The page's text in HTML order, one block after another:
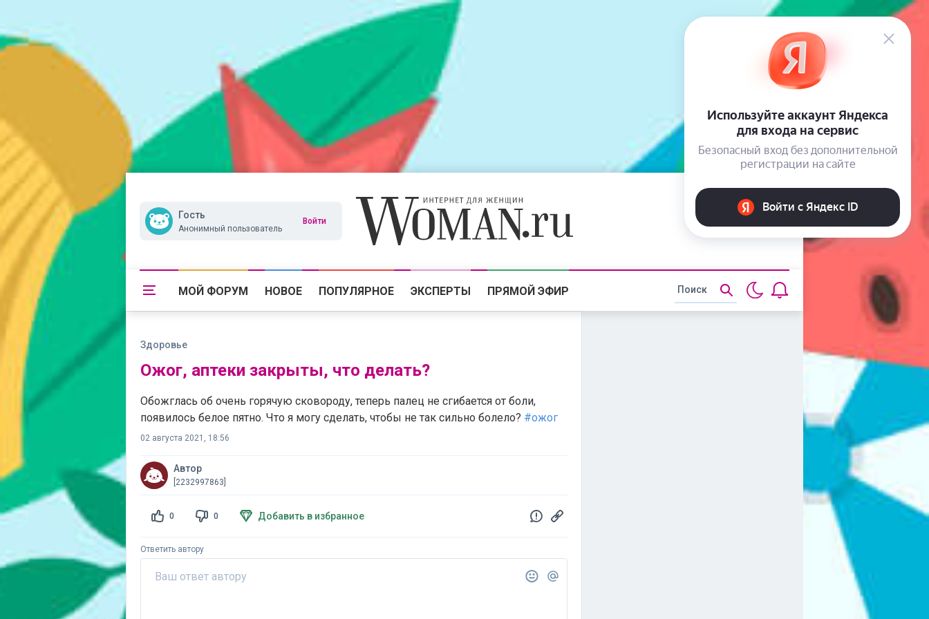
Гость
Анонимный пользователь
Войти
МОЙ ФОРУМ НОВОЕ ПОПУЛЯРНОЕ ЭКСПЕРТЫ ПРЯМОЙ ЭФИР
Здоровье
Ожог, аптеки закрыты, что делать?
Обожглась об очень горячую сковороду, теперь палец не сгибается от боли,
появилось белое пятно. Что я могу сделать, чтобы не так сильно болело? #ожог
02 августа 2021, 18:56
Автор
[2232997863]
0 0 Добавить в избранное
Ответить автору